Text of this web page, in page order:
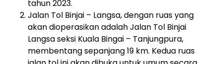
tahun 2023.
Jalan Tol Binjai – Langsa, dengan ruas yang
akan dioperasikan adalah Jalan Tol Binjai
Langsa seksi Kuala Bingai – Tanjungpura,
membentang sepanjang 19 km. Kedua ruas